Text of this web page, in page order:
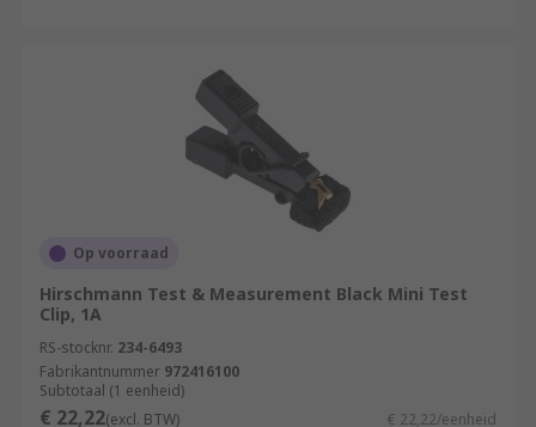
Op voorraad
Hirschmann Test & Measurement Black Mini Test
Clip, 1A
RS-stocknr. 234-6493
Fabrikantnummer 972416100
Subtotaal (1 eenheid)
€ 22,22(excl. BTW) € 22,22/eenheid